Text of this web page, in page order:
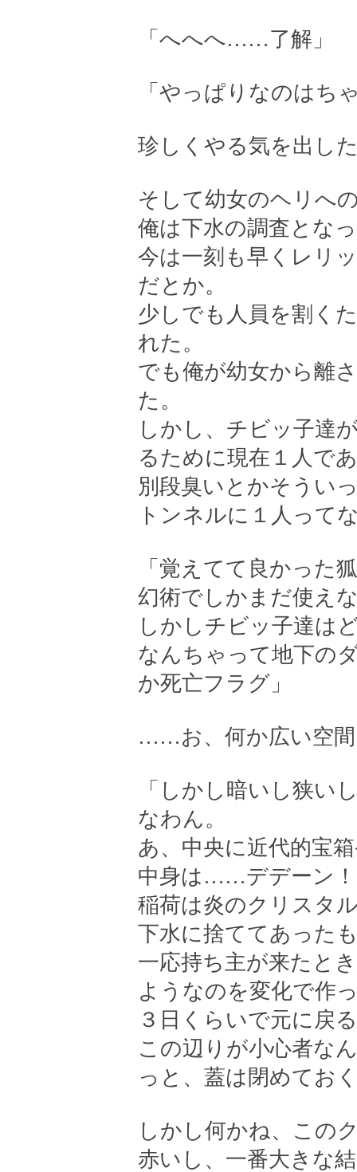
「へへへ……了解」
「やっぱりなのはち
珍しくやる気を出し
そして幼女のヘリへ
俺は下水の調査とな
今は一刻も早くレリ
だとか。
少しでも人員を割く
れた。
でも俺が幼女から離
た。
しかし、チビッ子達
るために現在１人で
別段臭いとかそうい
トンネルに１人って
「覚えてて良かった
幻術でしかまだ使え
しかしチビッ子達は
なんちゃって地下の
か死亡フラグ」
……お、何か広い空間
「しかし暗いし狭い
なわん。
あ、中央に近代的宝
中身は……デデーン！
稲荷は炎のクリスタ
下水に捨ててあった
一応持ち主が来たと
ようなのを変化で作
３日くらいで元に戻
この辺りが小心者な
っと、蓋は閉めてお
しかし何かね、この
赤いし、一番大きな